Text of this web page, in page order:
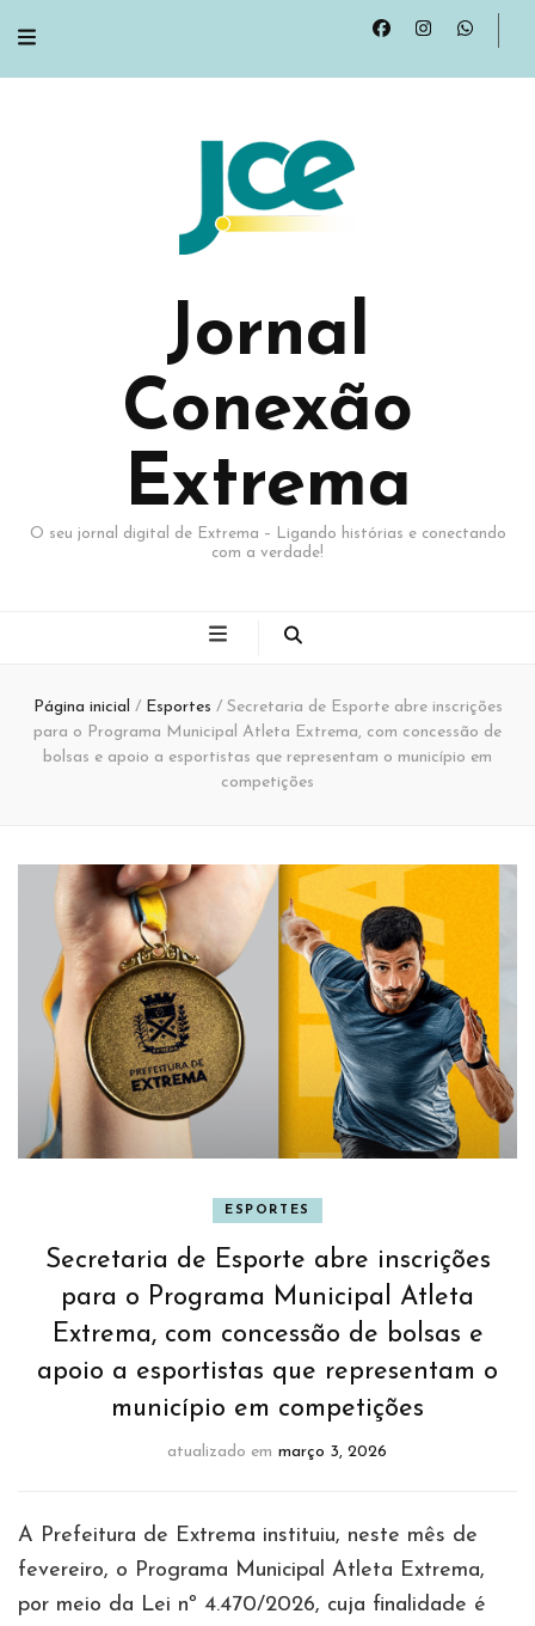
Jornal
Conexão
Extrema
O seu jornal digital de Extrema – Ligando histórias e conectando
com a verdade!
Página inicial / Esportes / Secretaria de Esporte abre inscrições
para o Programa Municipal Atleta Extrema, com concessão de
bolsas e apoio a esportistas que representam o município em
competições
ESPORTES
Secretaria de Esporte abre inscrições
para o Programa Municipal Atleta
Extrema, com concessão de bolsas e
apoio a esportistas que representam o
município em competições
atualizado em março 3, 2026
A Prefeitura de Extrema instituiu, neste mês de
fevereiro, o Programa Municipal Atleta Extrema,
por meio da Lei nº 4.470/2026, cuja finalidade é